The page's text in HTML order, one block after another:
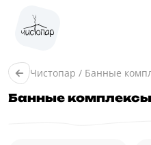
Чистопар / Банные
Банные комплексы